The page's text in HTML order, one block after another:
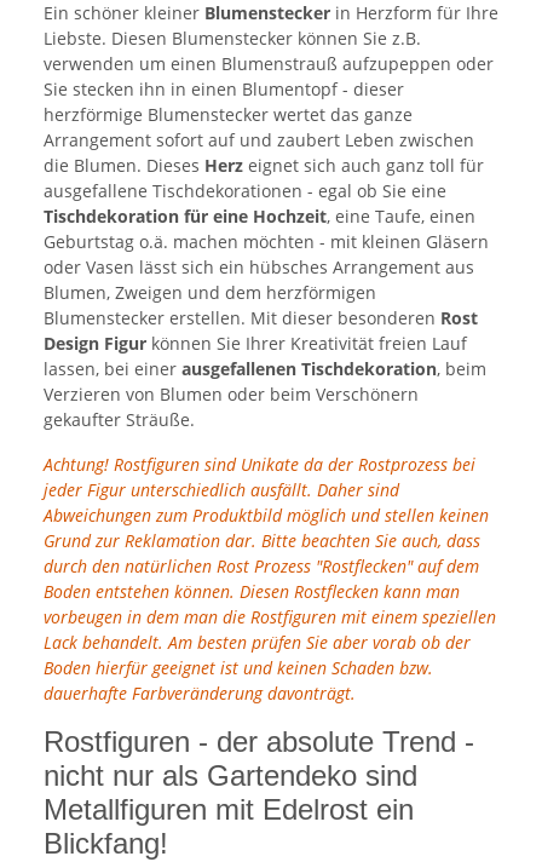
Ein schöner kleiner Blumenstecker in Herzform für Ihre
Liebste. Diesen Blumenstecker können Sie z.B.
verwenden um einen Blumenstrauß aufzupeppen oder
Sie stecken ihn in einen Blumentopf - dieser
herzförmige Blumenstecker wertet das ganze
Arrangement sofort auf und zaubert Leben zwischen
die Blumen. Dieses Herz eignet sich auch ganz toll für
ausgefallene Tischdekorationen - egal ob Sie eine
Tischdekoration für eine Hochzeit, eine Taufe, einen
Geburtstag o.ä. machen möchten - mit kleinen Gläsern
oder Vasen lässt sich ein hübsches Arrangement aus
Blumen, Zweigen und dem herzförmigen
Blumenstecker erstellen. Mit dieser besonderen Rost
Design Figur können Sie Ihrer Kreativität freien Lauf
lassen, bei einer ausgefallenen Tischdekoration, beim
Verzieren von Blumen oder beim Verschönern
gekaufter Sträuße.
Achtung! Rostfiguren sind Unikate da der Rostprozess bei
jeder Figur unterschiedlich ausfällt. Daher sind
Abweichungen zum Produktbild möglich und stellen keinen
Grund zur Reklamation dar. Bitte beachten Sie auch, dass
durch den natürlichen Rost Prozess "Rostflecken" auf dem
Boden entstehen können. Diesen Rostflecken kann man
vorbeugen in dem man die Rostfiguren mit einem speziellen
Lack behandelt. Am besten prüfen Sie aber vorab ob der
Boden hierfür geeignet ist und keinen Schaden bzw.
dauerhafte Farbveränderung davonträgt.
Rostfiguren - der absolute Trend -
nicht nur als Gartendeko sind
Metallfiguren mit Edelrost ein
Blickfang!